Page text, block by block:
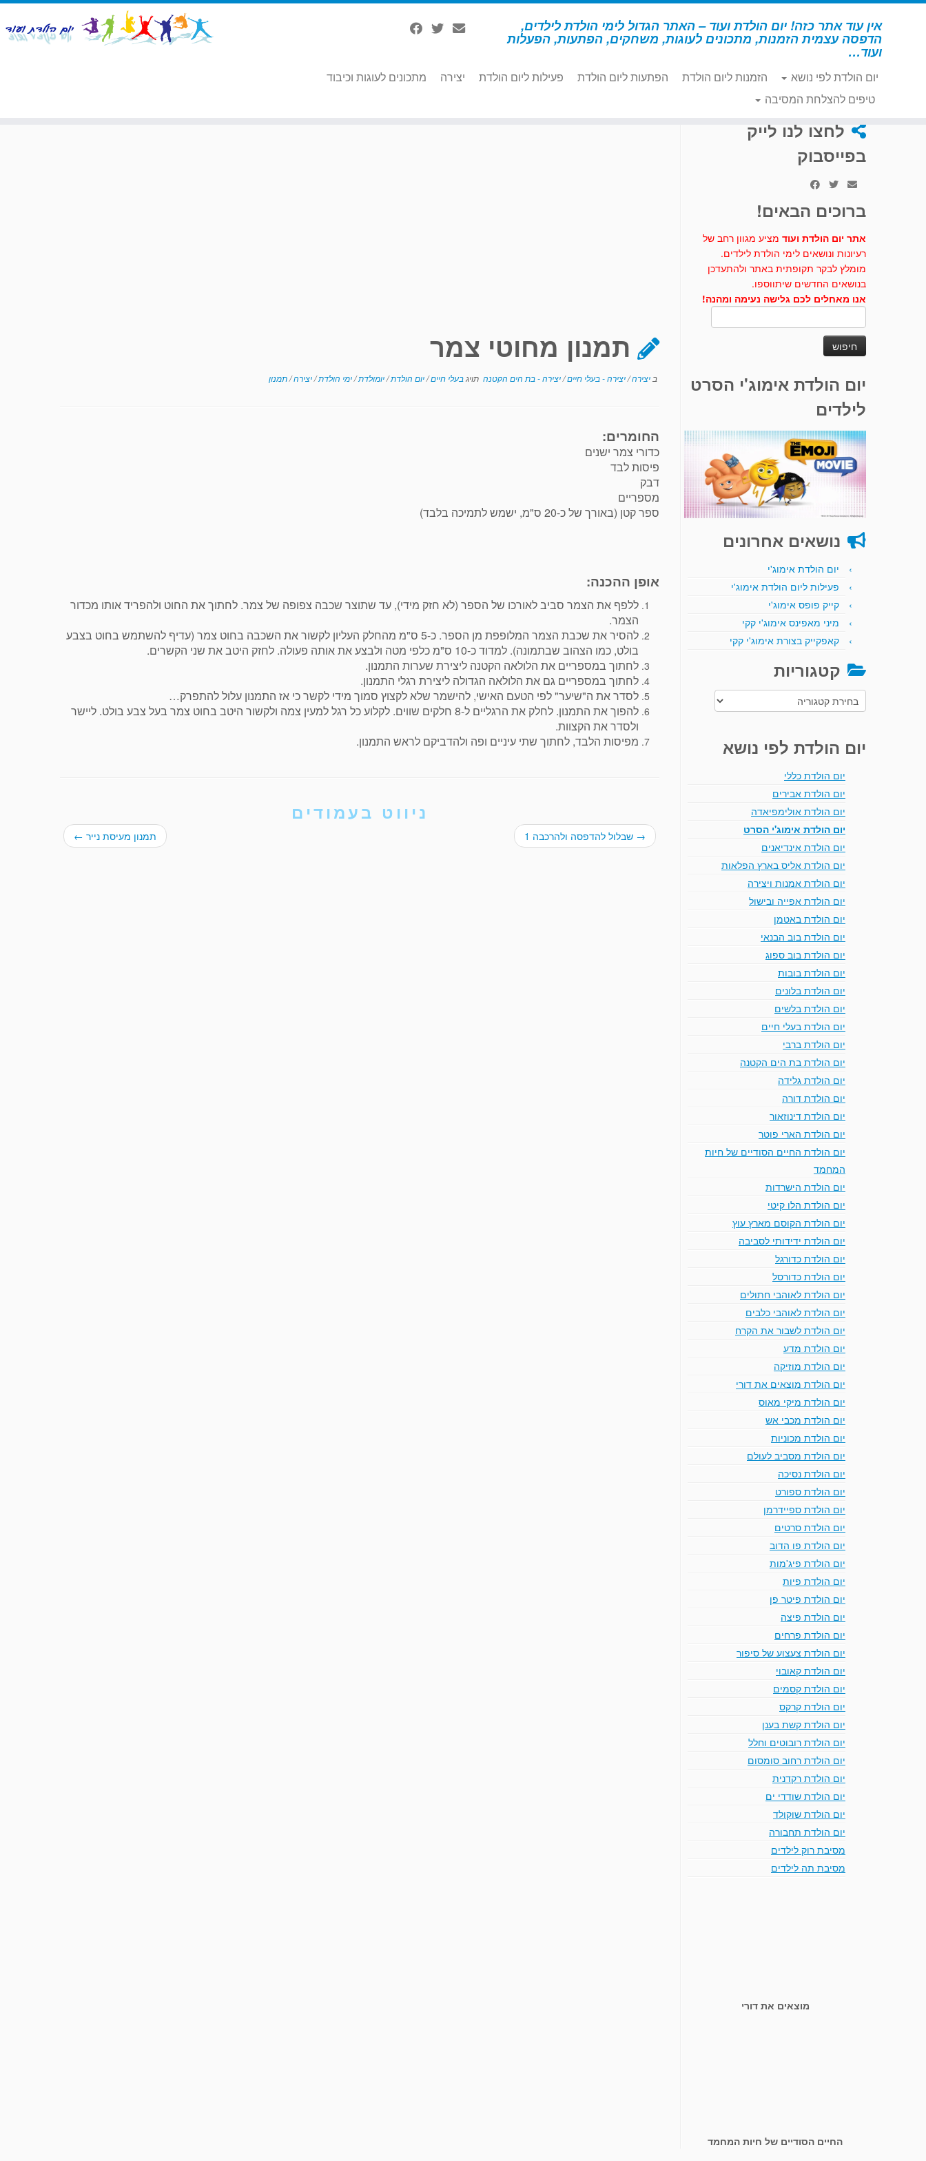
דלג
אין עוד אתר כזה! יום הולדת ועוד – האתר הגדול לימי הולדת לילדים,
הדפסה עצמית הזמנות, מתכונים לעוגות, משחקים, הפתעות, הפעלות
ועוד…
יום הולדת לפי נושא הזמנות ליום הולדת הפתעות ליום הולדת פעילות ליום הולדת יצירה
מתכונים לעוגות וכיבוד
טיפים להצלחת המסיבה
דף הבית » יצירה » תמנון מחוטי צמר
לחצו לנו לייק
בפייסבוק
ברוכים הבאים!
אתר יום הולדת ועוד מציע מגוון רחב של
רעיונות ונושאים לימי הולדת לילדים.
מומלץ לבקר תקופתית באתר ולהתעדכן
בנושאים החדשים שיתווספו.
אנו מאחלים לכם גלישה נעימה ומהנה!
יום הולדת אימוג'י הסרט
לילדים
נושאים אחרונים
יום הולדת אימוג'י
פעילות ליום הולדת אימוג'י
קייק פופס אימוג'י
מיני מאפינס אימוג'י קקי
קאפקייק בצורת אימוג'י קקי
קטגוריות
קטגוריות
יום הולדת לפי נושא
יום הולדת כללי
יום הולדת אבירים
יום הולדת אולימפיאדה
יום הולדת אימוג'י הסרט
יום הולדת אינדיאנים
יום הולדת אליס בארץ הפלאות
יום הולדת אמנות ויצירה
יום הולדת אפייה ובישול
יום הולדת באטמן
יום הולדת בוב הבנאי
יום הולדת בוב ספוג
יום הולדת בובות
יום הולדת בלונים
יום הולדת בלשים
יום הולדת בעלי חיים
יום הולדת ברבי
יום הולדת בת הים הקטנה
יום הולדת גלידה
יום הולדת דורה
יום הולדת דינוזאור
יום הולדת הארי פוטר
יום הולדת החיים הסודיים של חיות
המחמד
יום הולדת הישרדות
יום הולדת הלו קיטי
יום הולדת הקוסם מארץ עוץ
יום הולדת ידידותי לסביבה
יום הולדת כדורגל
יום הולדת כדורסל
יום הולדת לאוהבי חתולים
יום הולדת לאוהבי כלבים
יום הולדת לשבור את הקרח
יום הולדת מדע
יום הולדת מוזיקה
יום הולדת מוצאים את דורי
יום הולדת מיקי מאוס
יום הולדת מכבי אש
יום הולדת מכוניות
יום הולדת מסביב לעולם
יום הולדת נסיכה
יום הולדת ספורט
יום הולדת ספיידרמן
יום הולדת סרטים
יום הולדת פו הדוב
יום הולדת פיג'מות
יום הולדת פיות
יום הולדת פיטר פן
יום הולדת פיצה
יום הולדת פרחים
יום הולדת צעצוע של סיפור
יום הולדת קאובוי
יום הולדת קסמים
יום הולדת קרקס
יום הולדת קשת בענן
יום הולדת רובוטים וחלל
יום הולדת רחוב סומסום
יום הולדת רקדנית
יום הולדת שודדי ים
יום הולדת שוקולד
יום הולדת תחבורה
מסיבת רוק לילדים
מסיבת תה לילדים
מוצאים את דורי
החיים הסודיים של חיות המחמד
תמנון מחוטי צמר
ב יצירה/יצירה - בעלי חיים/יצירה - בת הים הקטנה תויגבעלי חיים/יום הולדת/יומולדת/ימי הולדת/יצירה/תמנון
החומרים:
כדורי צמר ישנים
פיסות לבד
דבק
מספריים
ספר קטן (באורך של כ-20 ס"מ, ישמש לתמיכה בלבד)
אופן ההכנה:
ללפף את הצמר סביב לאורכו של הספר (לא חזק מידי), עד שתוצר שכבה צפופה של צמר. לחתוך את החוט ולהפריד אותו מכדור
הצמר.
להסיר את שכבת הצמר המלופפת מן הספר. כ-5 ס"מ מהחלק העליון לקשור את השכבה בחוט צמר (עדיף להשתמש בחוט בצבע
בולט, כמו הצהוב שבתמונה). למדוד כ-10 ס"מ כלפי מטה ולבצע את אותה פעולה. לחזק היטב את שני הקשרים.
לחתוך במספריים את הלולאה הקטנה ליצירת שערות התמנון.
לחתוך במספריים גם את הלולאה הגדולה ליצירת רגלי התמנון.
לסדר את ה"שיער" לפי הטעם האישי, להישמר שלא לקצוץ סמוך מידי לקשר כי אז התמנון עלול להתפרק…
להפוך את התמנון. לחלק את הרגליים ל-8 חלקים שווים. לקלוע כל רגל למעין צמה ולקשור היטב בחוט צמר בעל צבע בולט. ליישר
ולסדר את הקצוות.
מפיסות הלבד, לחתוך שתי עיניים ופה ולהדביקם לראש התמנון.
ניווט בעמודים
→ שבלול להדפסה ולהרכבה 1 תמנון מעיסת נייר ←